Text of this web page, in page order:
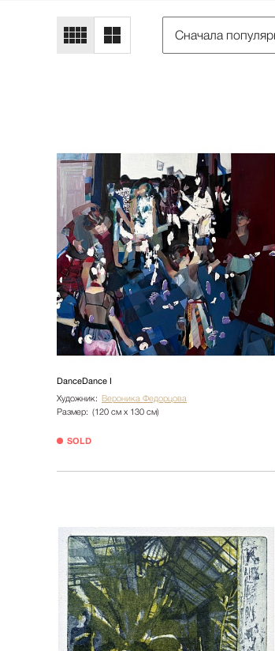
Сначала
DanceDance I
Художник: Вероника Федорцова
Размер: (120 см х 130 см)
SOLD